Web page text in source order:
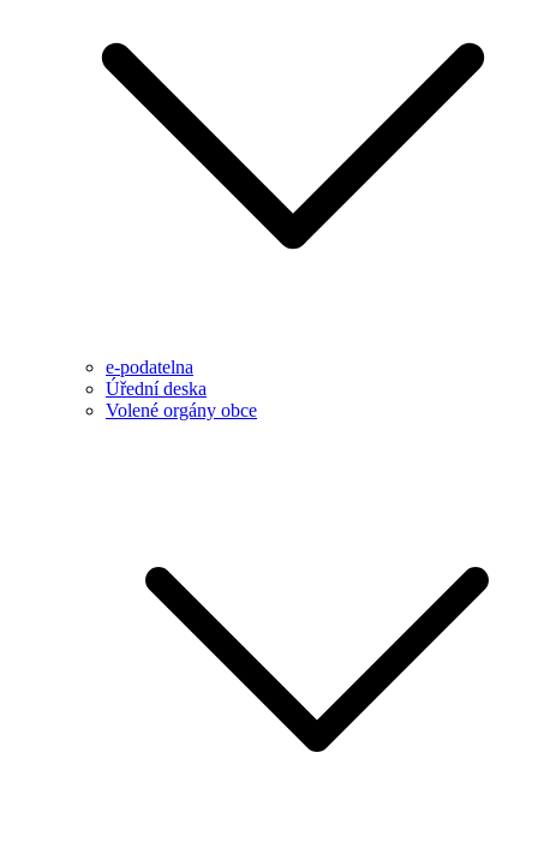
e-podatelna
Úřední deska
Volené orgány obce